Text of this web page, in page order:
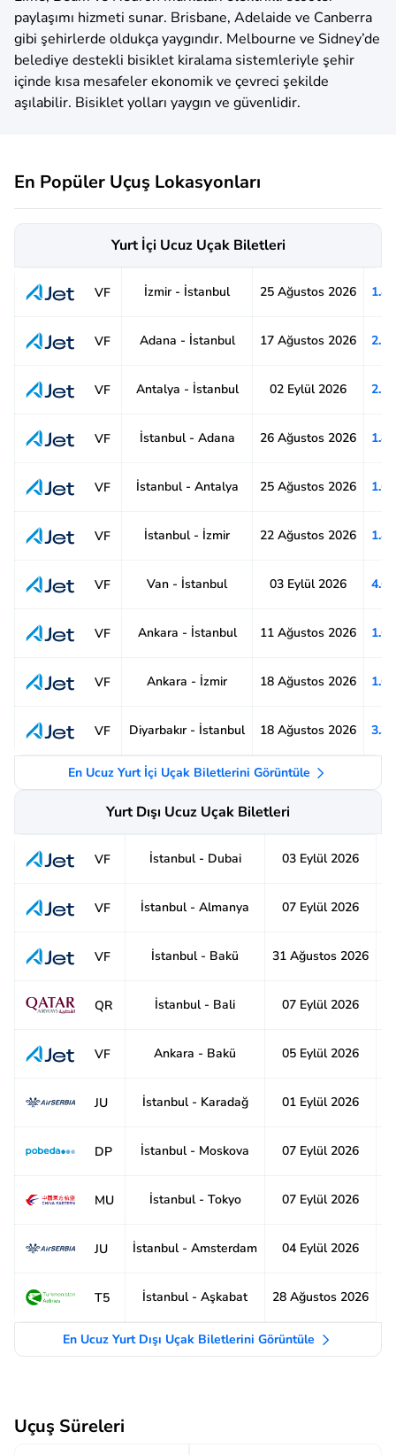
paylaşımı hizmeti sunar. Brisbane, Adelaide ve Canberra
gibi şehirlerde oldukça yaygındır. Melbourne ve Sidney’de
belediye destekli bisiklet kiralama sistemleriyle şehir
içinde kısa mesafeler ekonomik ve çevreci şekilde
aşılabilir. Bisiklet yolları yaygın ve güvenlidir.
En Popüler Uçuş Lokasyonları
Yurt İçi Ucuz Uçak Biletleri
VF İzmir - İstanbul 25 Ağustos 2026
VF Adana - İstanbul 17 Ağustos 2026
VF Antalya - İstanbul 02 Eylül 2026
VF İstanbul - Adana 26 Ağustos 2026
VF İstanbul - Antalya 25 Ağustos 2026
VF İstanbul - İzmir 22 Ağustos 2026
VF Van - İstanbul 03 Eylül 2026
VF Ankara - İstanbul 11 Ağustos 2026
VF Ankara - İzmir 18 Ağustos 2026
VF Diyarbakır - İstanbul 18 Ağustos 2026
En Ucuz Yurt İçi Uçak Biletlerini Görüntüle
Yurt Dışı Ucuz Uçak Biletleri
VF İstanbul - Dubai 03 Eylül 2026
VF İstanbul - Almanya 07 Eylül 2026
VF İstanbul - Bakü 31 Ağustos 2026
QR İstanbul - Bali 07 Eylül 2026
VF Ankara - Bakü 05 Eylül 2026
JU İstanbul - Karadağ 01 Eylül 2026
DP İstanbul - Moskova 07 Eylül 2026
MU İstanbul - Tokyo 07 Eylül 2026
JU İstanbul - Amsterdam 04 Eylül 2026
T5 İstanbul - Aşkabat 28 Ağustos 2026
En Ucuz Yurt Dışı Uçak Biletlerini Görüntüle
Uçuş Süreleri